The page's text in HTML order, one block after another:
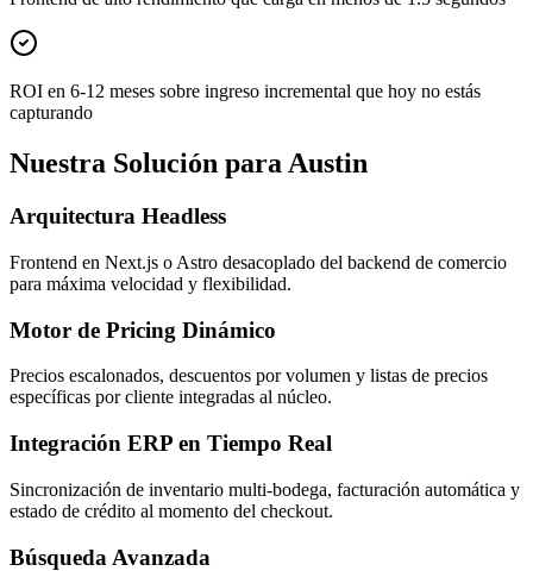
ROI en 6-12 meses sobre ingreso incremental que hoy no estás
capturando
Nuestra Solución para Austin
Arquitectura Headless
Frontend en Next.js o Astro desacoplado del backend de comercio
para máxima velocidad y flexibilidad.
Motor de Pricing Dinámico
Precios escalonados, descuentos por volumen y listas de precios
específicas por cliente integradas al núcleo.
Integración ERP en Tiempo Real
Sincronización de inventario multi-bodega, facturación automática y
estado de crédito al momento del checkout.
Búsqueda Avanzada